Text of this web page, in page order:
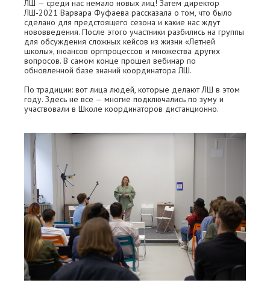
ЛШ — среди нас немало новых лиц! Затем директор
ЛШ-2021 Варвара Фуфаева рассказала о том, что было
сделано для предстоящего сезона и какие нас ждут
нововведения. После этого участники разбились на группы
для обсуждения сложных кейсов из жизни «Летней
школы», нюансов оргпроцессов и множества других
вопросов. В самом конце прошел вебинар по
обновленной базе знаний координатора ЛШ.
По традиции: вот лица людей, которые делают ЛШ в этом
году. Здесь не все — многие подключались по зуму и
участвовали в Школе координаторов дистанционно.